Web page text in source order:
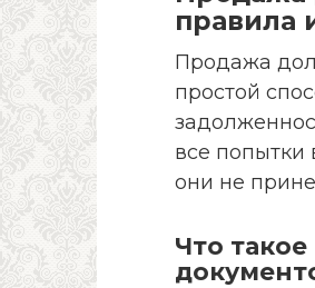
правила
Продажа
простой
все попытки
они не
Что